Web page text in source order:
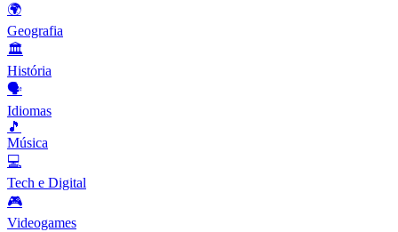
🌍
Geografia
🏛️
História
🗣️
Idiomas
🎵
Música
💻
Tech e Digital
🎮
Videogames